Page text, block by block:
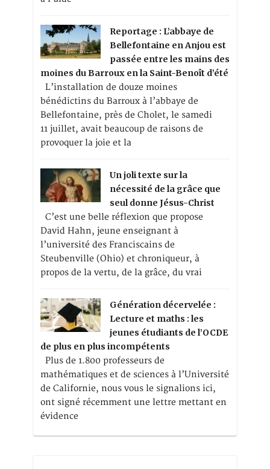
Reportage : L’abbaye de
Bellefontaine en Anjou est
passée entre les mains des
moines du Barroux en la Saint-Benoît d’été
L’installation de douze moines
bénédictins du Barroux à l’abbaye de
Bellefontaine, près de Cholet, le samedi
11 juillet, avait beaucoup de raisons de
provoquer la joie et la
Un joli texte sur la
nécessité de la grâce que
seul donne Jésus-Christ
C’est une belle réflexion que propose
David Hahn, jeune enseignant à
l’université des Franciscains de
Steubenville (Ohio) et chroniqueur, à
propos de la vertu, de la grâce, du vrai
Génération décervelée :
Lecture et maths : les
jeunes étudiants de l’OCDE
de plus en plus incompétents
Plus de 1.800 professeurs de
mathématiques et de sciences à l’Université
de Californie, nous vous le signalions ici,
ont signé récemment une lettre mettant en
évidence